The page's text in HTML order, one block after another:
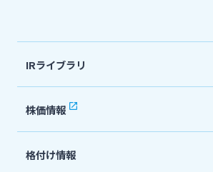
法人・個人事業主のお客さま
株主・投資家の皆さま
宮崎銀行について
IRライブラリ
決算短信
有価証券報告書・四半期報告書
IR関連ニュースリリース
株価情報
格付け情報